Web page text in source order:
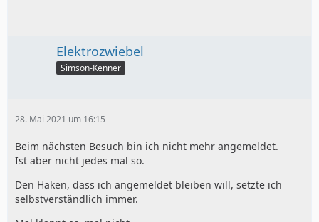
Elektrozwiebel
Simson-Kenner
28. Mai 2021 um 16:15
Beim nächsten Besuch bin ich nicht mehr angemeldet.
Ist aber nicht jedes mal so.
Den Haken, dass ich angemeldet bleiben will, setzte ich
selbstverständlich immer.